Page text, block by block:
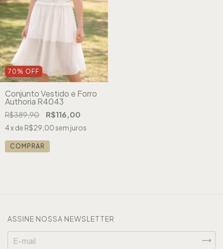
70 % OFF
Conjunto Vestido e Forro
Authoria R4043
R$389,90 R$116,00
4x de R$29,00sem juros
COMPRAR
ASSINE NOSSA NEWSLETTER